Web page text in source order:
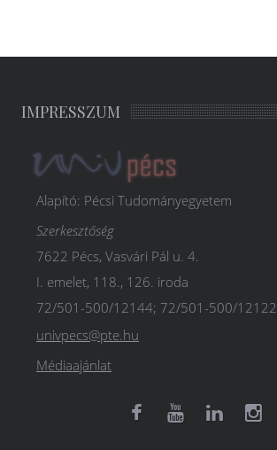
IMPRESSZUM
Alapító: Pécsi Tudományegyetem
Szerkesztőség
7622 Pécs, Vasvári Pál u. 4.
I. emelet, 118., 126. iroda
72/501-500/12144; 72/501-500/12122
univpecs@pte.hu
Médiaajánlat